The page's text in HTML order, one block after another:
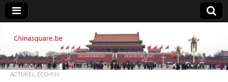
Chinasquare.be
ACTUEEL ECO-FIN